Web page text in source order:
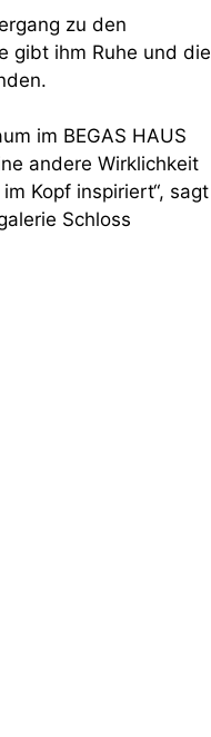
zu den
gibt ihm Ruhe und die
im BEGAS HAUS
andere Wirklichkeit
Kopf inspiriert“, sagt
Schloss